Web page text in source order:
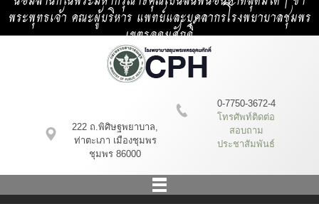
พระพุทธเจ้า คณะผู้บริหาร แพทย์และบุคลากรโรงพยาบาลชุมพร
เขตรอุดมศักดิ์
222 ถ.พิศิษฐพยาบาล,
ท่าตะเภา เมืองชุมพร
ชุมพร 86000
0-7750-3672-4
โทรศัพท์ติดต่อ
สอบถาม
ประชาสัมพันธ์